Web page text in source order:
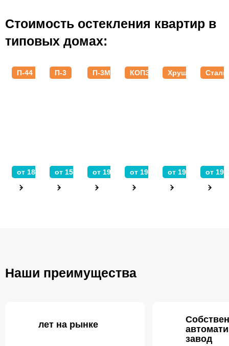
Стоимость остекления квартир в
типовых домах:
П-44
от 18 800 ₽
П-3
от 15 200 ₽
П-3М
от 19 400 ₽
КОПЭ
от 19 000 ₽
Хрущевки
от 19 840 ₽от 19
Наши преимущества
лет на рынке
завод